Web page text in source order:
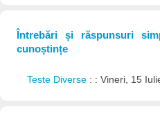
Întrebări și răspunsuri
cunoștințe
Teste Diverse : : Vineri, 15